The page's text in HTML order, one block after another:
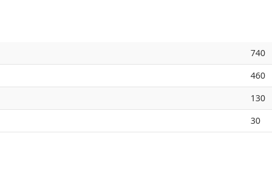
740
460
130
30